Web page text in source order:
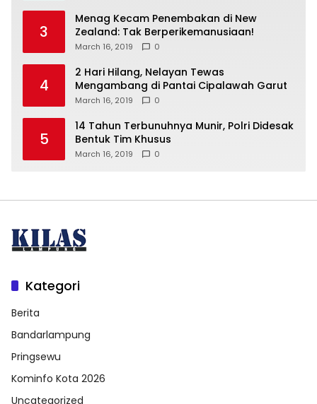
3
Menag Kecam Penembakan di New
Zealand: Tak Berperikemanusiaan!
March 16, 2019 0
4
2 Hari Hilang, Nelayan Tewas
Mengambang di Pantai Cipalawah Garut
March 16, 2019 0
5
14 Tahun Terbunuhnya Munir, Polri Didesak
Bentuk Tim Khusus
March 16, 2019 0
Kategori
Berita
Bandarlampung
Pringsewu
Kominfo Kota 2026
Uncategorized